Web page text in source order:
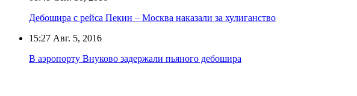
Дебошира с рейса Пекин – Москва наказали за хулиганство
15:27 Авг. 5, 2016
В аэропорту Внуково задержали пьяного дебошира